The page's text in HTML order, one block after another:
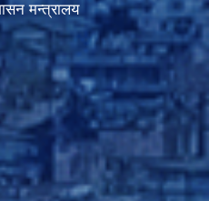
मन्त्रालय